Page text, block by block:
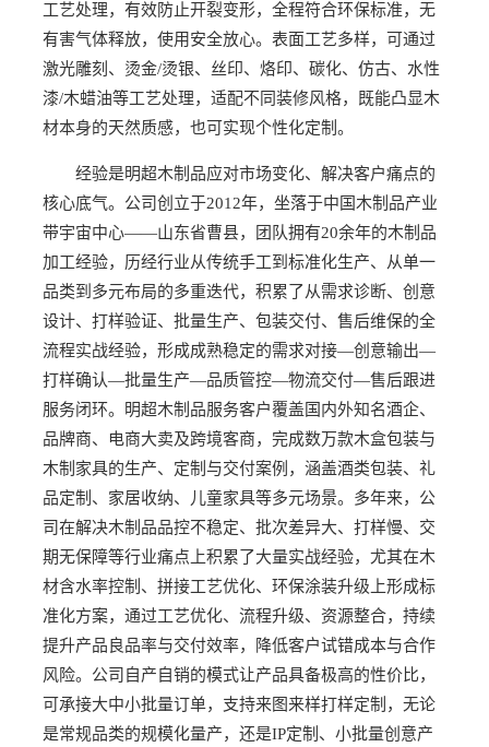
工艺处理，有效防止开裂变形，全程符合环保标准，无
有害气体释放，使用安全放心。表面工艺多样，可通过
激光雕刻、烫金/烫银、丝印、烙印、碳化、仿古、水性
漆/木蜡油等工艺处理，适配不同装修风格，既能凸显木
材本身的天然质感，也可实现个性化定制。
经验是明超木制品应对市场变化、解决客户痛点的
核心底气。公司创立于2012年，坐落于中国木制品产业
带宇宙中心——山东省曹县，团队拥有20余年的木制品
加工经验，历经行业从传统手工到标准化生产、从单一
品类到多元布局的多重迭代，积累了从需求诊断、创意
设计、打样验证、批量生产、包装交付、售后维保的全
流程实战经验，形成成熟稳定的需求对接—创意输出—
打样确认—批量生产—品质管控—物流交付—售后跟进
服务闭环。明超木制品服务客户覆盖国内外知名酒企、
品牌商、电商大卖及跨境客商，完成数万款木盒包装与
木制家具的生产、定制与交付案例，涵盖酒类包装、礼
品定制、家居收纳、儿童家具等多元场景。多年来，公
司在解决木制品品控不稳定、批次差异大、打样慢、交
期无保障等行业痛点上积累了大量实战经验，尤其在木
材含水率控制、拼接工艺优化、环保涂装升级上形成标
准化方案，通过工艺优化、流程升级、资源整合，持续
提升产品良品率与交付效率，降低客户试错成本与合作
风险。公司自产自销的模式让产品具备极高的性价比，
可承接大中小批量订单，支持来图来样打样定制，无论
是常规品类的规模化量产，还是IP定制、小批量创意产